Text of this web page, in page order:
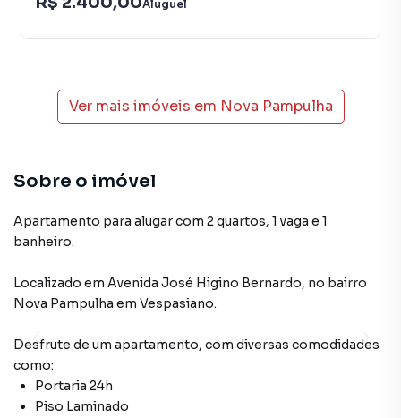
Aluguel
Ver mais imóveis em Nova Pampulha
Sobre o imóvel
Apartamento para alugar com 2 quartos, 1 vaga e 1
banheiro.
Localizado em Avenida José Higino Bernardo, no bairro
Nova Pampulha em Vespasiano.
Desfrute de um apartamento, com diversas comodidades
como:
Portaria 24h
Piso Laminado